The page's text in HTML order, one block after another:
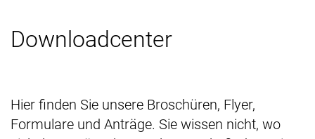
Downloadcenter
Hier finden Sie unsere Broschüren, Flyer,
Formulare und Anträge. Sie wissen nicht, wo